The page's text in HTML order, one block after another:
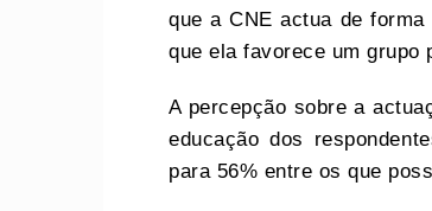
que a CNE actua de
que ela favorece um grupo
A percepção sobre a
educação dos
para 56% entre os que